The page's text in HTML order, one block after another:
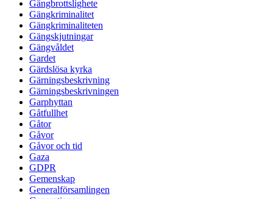
Gängbrottslighete
Gängkriminalitet
Gängkriminaliteten
Gängskjutningar
Gängvåldet
Gardet
Gärdslösa kyrka
Gärningsbeskrivning
Gärningsbeskrivningen
Garphyttan
Gåtfullhet
Gåtor
Gåvor
Gåvor och tid
Gaza
GDPR
Gemenskap
Generalförsamlingen